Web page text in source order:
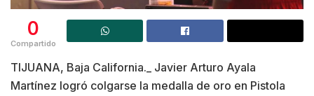
0
Compartido
TIJUANA, Baja California._ Javier Arturo Ayala
Martínez logró colgarse la medalla de oro en Pistola